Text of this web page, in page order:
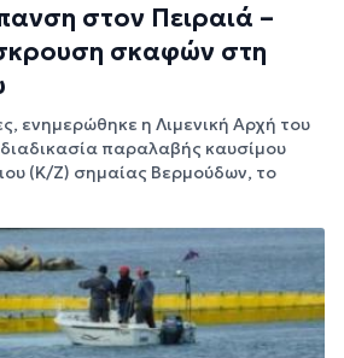
στον Πειραιά –
σκαφών στη
ενημερώθηκε η Λιμενική Αρχή του
παραλαβής καυσίμου
(Κ/Ζ) σημαίας Βερμούδων, το